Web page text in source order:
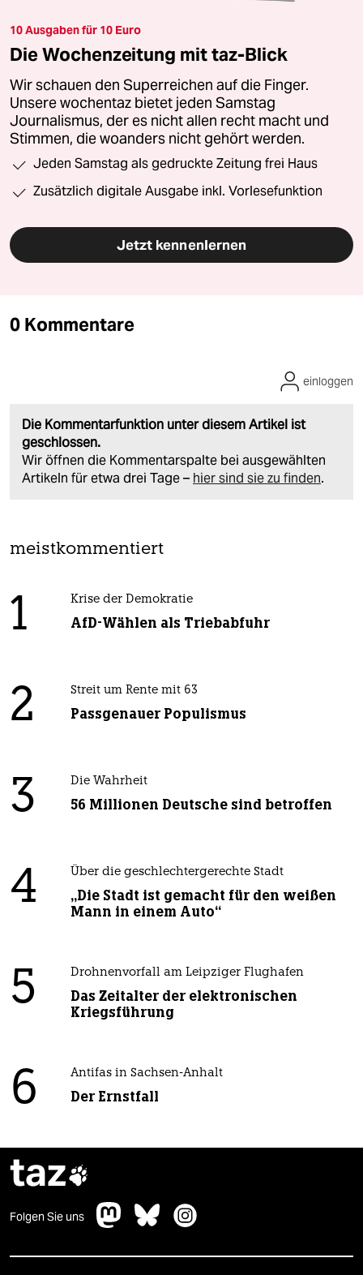
10 Ausgaben für 10 Euro
Die Wochenzeitung mit taz-Blick
Wir schauen den Superreichen auf die Finger.
Unsere wochentaz bietet jeden Samstag
Journalismus, der es nicht allen recht macht und
Stimmen, die woanders nicht gehört werden.
Jeden Samstag als gedruckte Zeitung frei Haus
Zusätzlich digitale Ausgabe inkl. Vorlesefunktion
Jetzt kennenlernen
0 Kommentare
Die Kommentarfunktion unter diesem Artikel ist
geschlossen.
Wir öffnen die Kommentarspalte bei ausgewählten
Artikeln für etwa drei Tage – hier sind sie zu finden.
einloggen
meistkommentiert
1 Krise der Demokratie
AfD-Wählen als Triebabfuhr
2 Streit um Rente mit 63
Passgenauer Populismus
3 Die Wahrheit
56 Millionen Deutsche sind betroffen
4 Über die geschlechtergerechte Stadt
„Die Stadt ist gemacht für den weißen
Mann in einem Auto“
5 Drohnenvorfall am Leipziger Flughafen
Das Zeitalter der elektronischen
Kriegsführung
6 Antifas in Sachsen-Anhalt
Der Ernstfall
taz
Folgen Sie uns